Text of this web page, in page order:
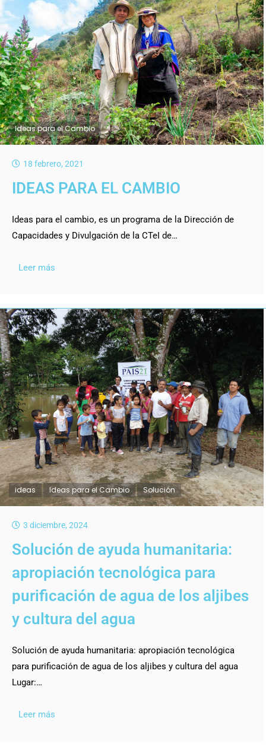
Ideas para el Cambio
18 febrero, 2021
IDEAS PARA EL CAMBIO
Ideas para el cambio, es un programa de la Dirección de
Capacidades y Divulgación de la CTeI de…
Leer más
ideas Ideas para el Cambio Solución
3 diciembre, 2024
Solución de ayuda humanitaria:
apropiación tecnológica para
purificación de agua de los aljibes
y cultura del agua
Solución de ayuda humanitaria: apropiación tecnológica
para purificación de agua de los aljibes y cultura del agua
Lugar:…
Leer más